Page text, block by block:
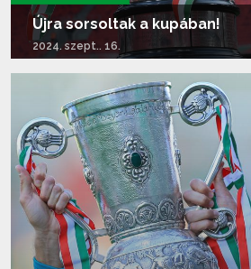
Újra sorsoltak a kupában!
2024. szept.. 16.
Tovább olvasom...